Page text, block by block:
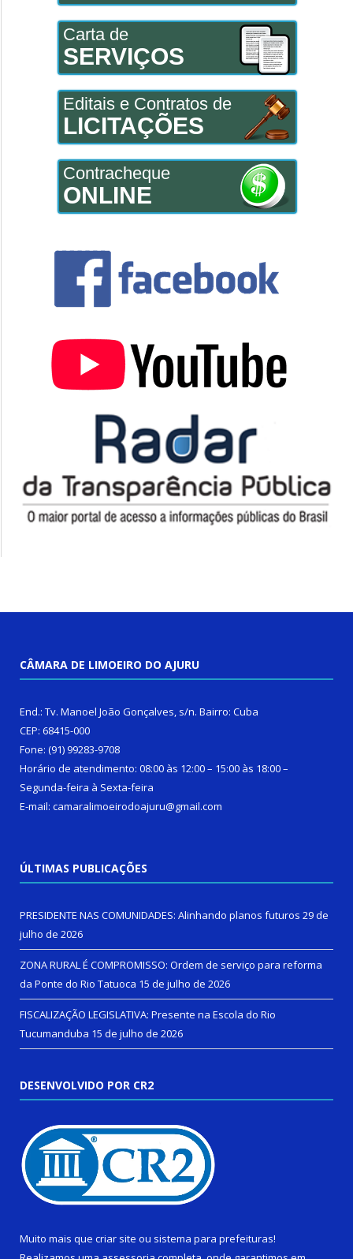
Carta de
SERVIÇOS
Editais e Contratos de
LICITAÇÕES
Contracheque
ONLINE
CÂMARA DE LIMOEIRO DO AJURU
End.: Tv. Manoel João Gonçalves, s/n. Bairro: Cuba
CEP: 68415-000
Fone: (91) 99283-9708
Horário de atendimento: 08:00 às 12:00 – 15:00 às 18:00 –
Segunda-feira à Sexta-feira
E-mail: camaralimoeirodoajuru@gmail.com
ÚLTIMAS PUBLICAÇÕES
PRESIDENTE NAS COMUNIDADES: Alinhando planos futuros 29 de
julho de 2026
ZONA RURAL É COMPROMISSO: Ordem de serviço para reforma
da Ponte do Rio Tatuoca 15 de julho de 2026
FISCALIZAÇÃO LEGISLATIVA: Presente na Escola do Rio
Tucumanduba 15 de julho de 2026
DESENVOLVIDO POR CR2
Muito mais que criar site ou sistema para prefeituras!